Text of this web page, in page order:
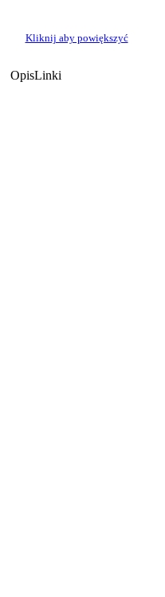
Kliknij aby powiększyć
OpisLinki